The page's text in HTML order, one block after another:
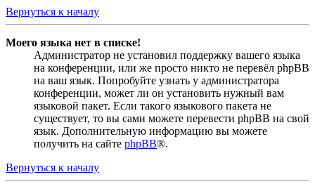
Вернуться к началу
Моего языка нет в списке!
Администратор не установил поддержку вашего языка
на конференции, или же просто никто не перевёл phpBB
на ваш язык. Попробуйте узнать у администратора
конференции, может ли он установить нужный вам
языковой пакет. Если такого языкового пакета не
существует, то вы сами можете перевести phpBB на свой
язык. Дополнительную информацию вы можете
получить на сайте phpBB®.
Вернуться к началу